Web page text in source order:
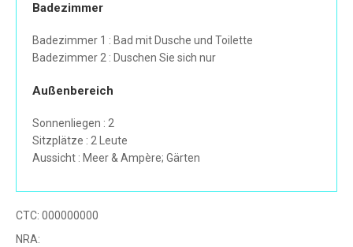
Badezimmer
Badezimmer 1 : Bad mit Dusche und Toilette
Badezimmer 2 : Duschen Sie sich nur
Außenbereich
Sonnenliegen : 2
Sitzplätze : 2 Leute
Aussicht : Meer & Ampère; Gärten
CTC: 000000000
NRA: